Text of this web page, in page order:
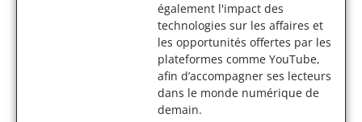
également l'impact des
technologies sur les affaires et
les opportunités offertes par les
plateformes comme YouTube,
afin d’accompagner ses lecteurs
dans le monde numérique de
demain.